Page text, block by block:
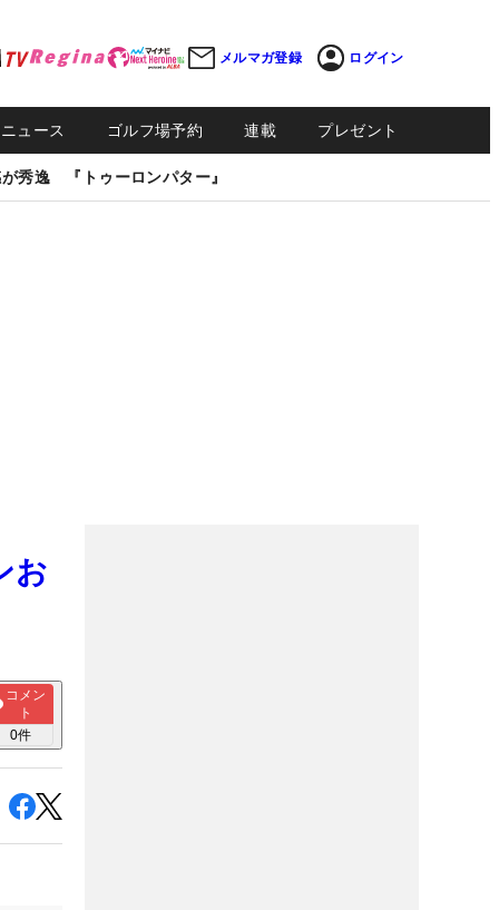
メルマガ登録 ログイン
ュース ゴルフ場予約 連載 プレゼント
秀逸 『トゥーロンパター』
お
コメン
ト
0件